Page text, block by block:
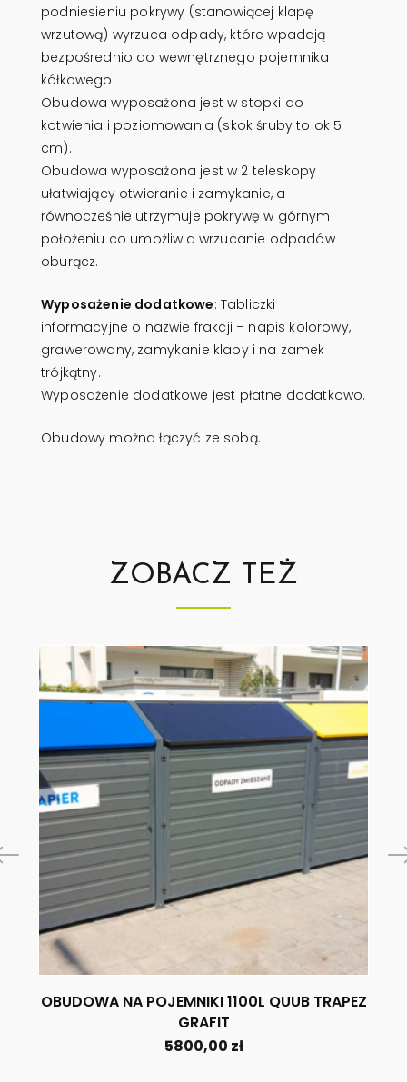
podniesieniu pokrywy (stanowiącej klapę
wrzutową) wyrzuca odpady, które wpadają
bezpośrednio do wewnętrznego pojemnika
kółkowego.
Obudowa wyposażona jest w stopki do
kotwienia i poziomowania (skok śruby to ok 5
cm).
Obudowa wyposażona jest w 2 teleskopy
ułatwiający otwieranie i zamykanie, a
równocześnie utrzymuje pokrywę w górnym
położeniu co umożliwia wrzucanie odpadów
oburącz.
Wyposażenie dodatkowe: Tabliczki
informacyjne o nazwie frakcji – napis kolorowy,
grawerowany, zamykanie klapy i na zamek
trójkątny.
Wyposażenie dodatkowe jest płatne dodatkowo.
Obudowy można łączyć ze sobą.
ZOBACZ TEŻ
OBUDOWA NA POJEMNIKI 1100L QUUB TRAPEZ
GRAFIT
5800,00 zł